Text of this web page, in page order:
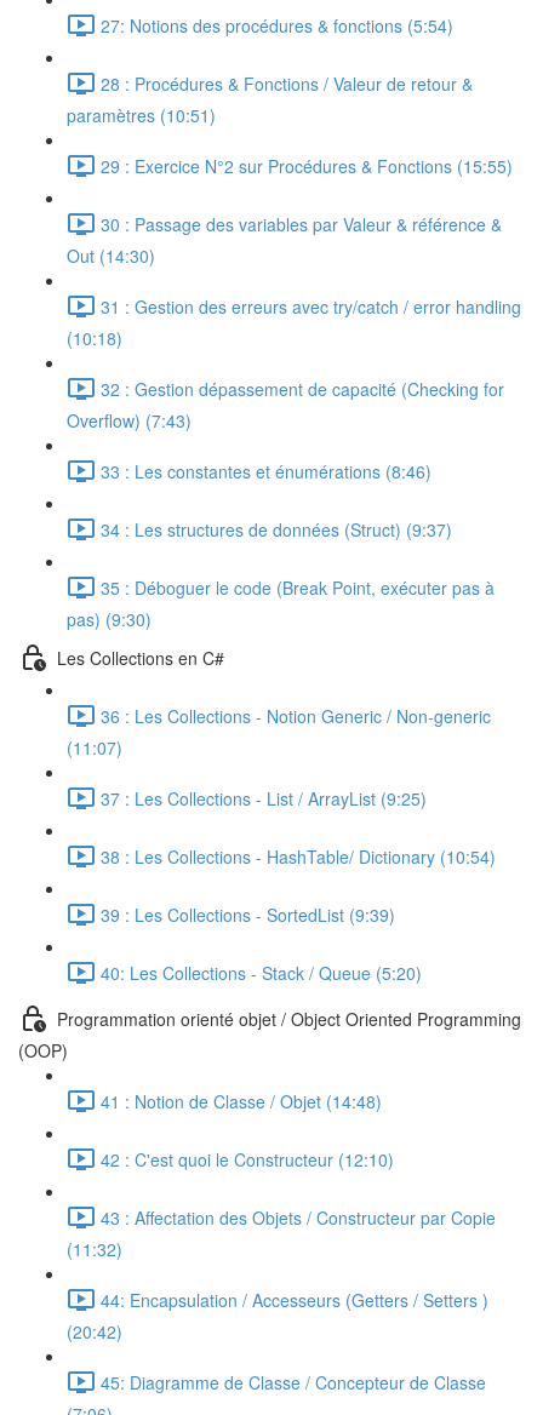
27: Notions des procédures & fonctions (5:54)
28 : Procédures & Fonctions / Valeur de retour &
paramètres (10:51)
29 : Exercice N°2 sur Procédures & Fonctions (15:55)
30 : Passage des variables par Valeur & référence &
Out (14:30)
31 : Gestion des erreurs avec try/catch / error handling
(10:18)
32 : Gestion dépassement de capacité (Checking for
Overflow) (7:43)
33 : Les constantes et énumérations (8:46)
34 : Les structures de données (Struct) (9:37)
35 : Déboguer le code (Break Point, exécuter pas à
pas) (9:30)
Les Collections en C#
36 : Les Collections - Notion Generic / Non-generic
(11:07)
37 : Les Collections - List / ArrayList (9:25)
38 : Les Collections - HashTable/ Dictionary (10:54)
39 : Les Collections - SortedList (9:39)
40: Les Collections - Stack / Queue (5:20)
Programmation orienté objet / Object Oriented Programming
(OOP)
41 : Notion de Classe / Objet (14:48)
42 : C'est quoi le Constructeur (12:10)
43 : Affectation des Objets / Constructeur par Copie
(11:32)
44: Encapsulation / Accesseurs (Getters / Setters )
(20:42)
45: Diagramme de Classe / Concepteur de Classe